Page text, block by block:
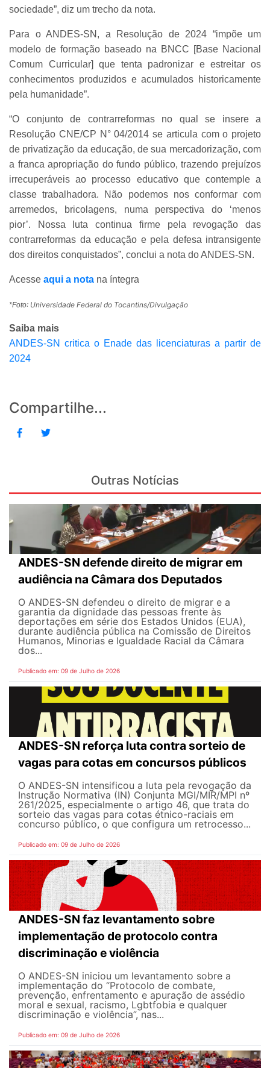
sociedade”, diz um trecho da nota.
Para o ANDES-SN, a Resolução de 2024 “impõe um
modelo de formação baseado na BNCC [Base Nacional
Comum Curricular] que tenta padronizar e estreitar os
conhecimentos produzidos e acumulados historicamente
pela humanidade”.
“O conjunto de contrarreformas no qual se insere a
Resolução CNE/CP N° 04/2014 se articula com o projeto
de privatização da educação, de sua mercadorização, com
a franca apropriação do fundo público, trazendo prejuízos
irrecuperáveis ao processo educativo que contemple a
classe trabalhadora. Não podemos nos conformar com
arremedos, bricolagens, numa perspectiva do ‘menos
pior’. Nossa luta continua firme pela revogação das
contrarreformas da educação e pela defesa intransigente
dos direitos conquistados”, conclui a nota do ANDES-SN.
Acesse aqui a nota na íntegra
*Foto: Universidade Federal do Tocantins/Divulgação
Saiba mais
ANDES-SN critica o Enade das licenciaturas a partir de
2024
Compartilhe...
Outras Notícias
ANDES-SN defende direito de migrar em
audiência na Câmara dos Deputados
O ANDES-SN defendeu o direito de migrar e a
garantia da dignidade das pessoas frente às
deportações em série dos Estados Unidos (EUA),
durante audiência pública na Comissão de Direitos
Humanos, Minorias e Igualdade Racial da Câmara
dos...
Publicado em: 09 de Julho de 2026
ANDES-SN reforça luta contra sorteio de
vagas para cotas em concursos públicos
O ANDES-SN intensificou a luta pela revogação da
Instrução Normativa (IN) Conjunta MGI/MIR/MPI nº
261/2025, especialmente o artigo 46, que trata do
sorteio das vagas para cotas étnico-raciais em
concurso público, o que configura um retrocesso...
Publicado em: 09 de Julho de 2026
ANDES-SN faz levantamento sobre
implementação de protocolo contra
discriminação e violência
O ANDES-SN iniciou um levantamento sobre a
implementação do “Protocolo de combate,
prevenção, enfrentamento e apuração de assédio
moral e sexual, racismo, Lgbtfobia e qualquer
discriminação e violência”, nas...
Publicado em: 09 de Julho de 2026